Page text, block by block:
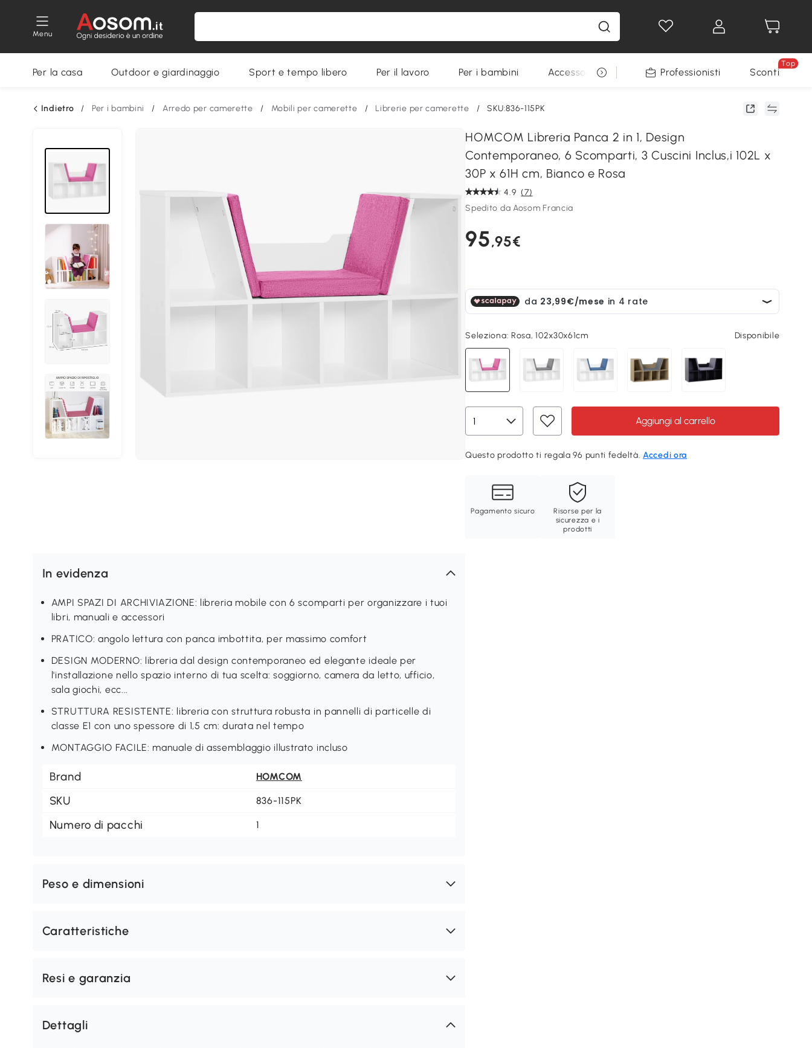
Menu
Per la casa Outdoor e giardinaggio Sport e tempo libero Per il lavoro Per i bambini Accessori per animali Professionisti Sconti
Top
Indietro / Per i bambini / Arredo per camerette / Mobili per camerette / Librerie per camerette / SKU:836-115PK
HOMCOM Libreria Panca 2 in 1, Design
Contemporaneo, 6 Scomparti, 3 Cuscini Inclus,i 102L x
30P x 61H cm, Bianco e Rosa
4.9 (7)
Spedito da Aosom Francia
95,95€
Seleziona: Rosa, 102x30x61cm Disponibile
Aggiungi al carrello
Questo prodotto ti regala 96 punti fedeltà.Accedi ora
Pagamento sicuro
Risorse per la
sicurezza e i
prodotti
In evidenza
AMPI SPAZI DI ARCHIVIAZIONE: libreria mobile con 6 scomparti per organizzare i tuoi
libri, manuali e accessori
PRATICO: angolo lettura con panca imbottita, per massimo comfort
DESIGN MODERNO: libreria dal design contemporaneo ed elegante ideale per
l'installazione nello spazio interno di tua scelta: soggiorno, camera da letto, ufficio,
sala giochi, ecc...
STRUTTURA RESISTENTE: libreria con struttura robusta in pannelli di particelle di
classe E1 con uno spessore di 1,5 cm: durata nel tempo
MONTAGGIO FACILE: manuale di assemblaggio illustrato incluso
Brand HOMCOM
SKU 836-115PK
Numero di pacchi 1
Peso e dimensioni
Caratteristiche
Resi e garanzia
Dettagli